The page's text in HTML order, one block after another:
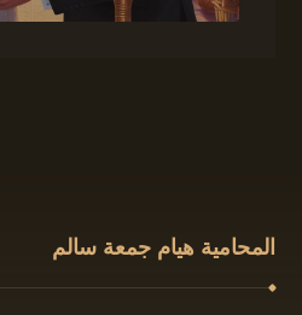
المحامية هيام جمعة سالم